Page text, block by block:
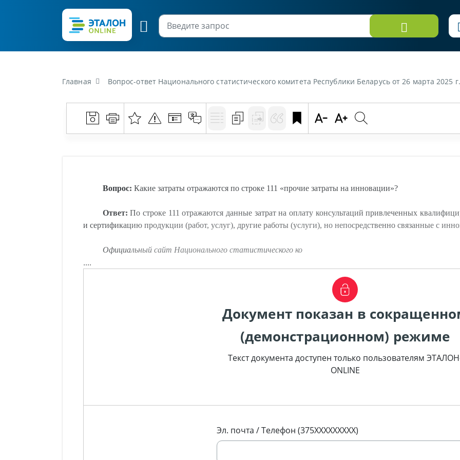
Главная Вопрос-ответ Национального статистического комитета Республики Беларусь от 26 марта 2025 г. «Какие затраты
Вопрос: Какие затраты отражаются по строке 111 «прочие затраты на инновации»?
Ответ: По строке 111 отражаются данные затрат на оплату консультаций привлеченных
и сертификацию продукции (работ, услуг), другие работы (услуги), но непосредственно связанные с
Официальный сайт Национального статистического ко
....
Документ показан в
(демонстрационном) режиме
Текст документа доступен только пользователям
ONLINE
Эл. почта / Телефон (375XXXXXXXXX)